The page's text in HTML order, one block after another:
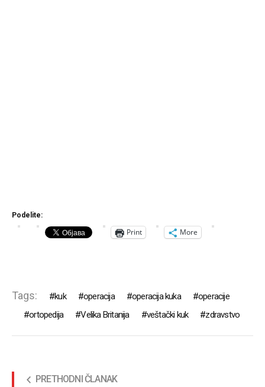
Podelite:
Print More
Tags: kuk operacija operacija kuka
operacije
ortopedija
Velika Britanija veštački kuk zdravstvo
PRETHODNI ČLANAK